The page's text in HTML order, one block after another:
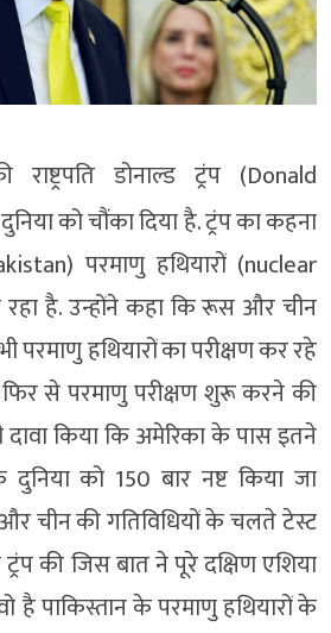
राष्ट्रपति डोनाल्ड ट्रंप (Donald
को चौंका दिया है. ट्रंप का कहना
परमाणु हथियारों (nuclear
है. उन्होंने कहा कि रूस और चीन
परमाणु हथियारों का परीक्षण कर रहे
से परमाणु परीक्षण शुरू करने की
किया कि अमेरिका के पास इतने
को 150 बार नष्ट किया जा
चीन की गतिविधियों के चलते टेस्ट
की जिस बात ने पूरे दक्षिण एशिया
है पाकिस्तान के परमाणु हथियारों के